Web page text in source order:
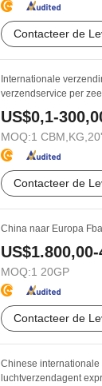
Contacteer de
Internationale
verzendservice per
vrachtvervoerder ...
US$0,1-
MOQ:1
Contacteer de
China naar Europa
MOQ:1 20GP
Contacteer de
Chinese internationale
luchtverzendagent